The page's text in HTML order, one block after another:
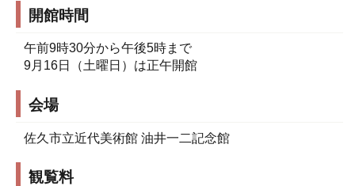
開館時間
午前9時30分から午後5時まで
9月16日（土曜日）は正午開館
会場
佐久市立近代美術館 油井一二記念館
観覧料